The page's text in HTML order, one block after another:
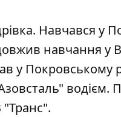
Навчався у
навчання у
у Покровському
водієм.